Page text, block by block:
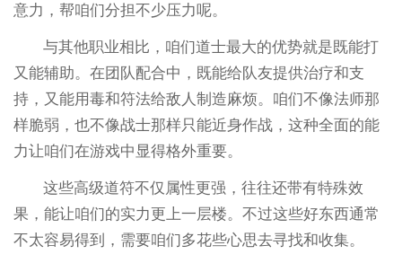
意力，帮咱们分担不少压力呢。
与其他职业相比，咱们道士最大的优势就是既能打
又能辅助。在团队配合中，既能给队友提供治疗和支
持，又能用毒和符法给敌人制造麻烦。咱们不像法师那
样脆弱，也不像战士那样只能近身作战，这种全面的能
力让咱们在游戏中显得格外重要。
这些高级道符不仅属性更强，往往还带有特殊效
果，能让咱们的实力更上一层楼。不过这些好东西通常
不太容易得到，需要咱们多花些心思去寻找和收集。